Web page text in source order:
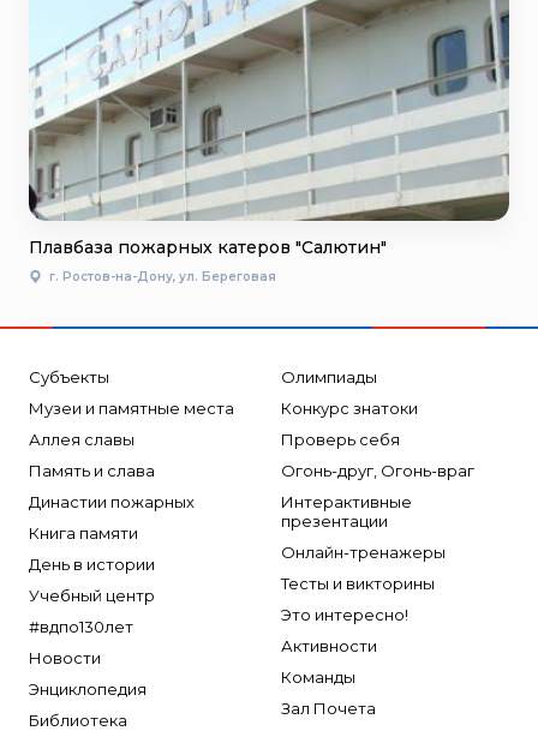
Плавбаза пожарных катеров "Салютин"
г. Ростов-на-Дону, ул. Береговая
Субъекты
Музеи и памятные места
Аллея славы
Память и слава
Династии пожарных
Книга памяти
День в истории
Учебный центр
#вдпо130лет
Новости
Энциклопедия
Библиотека
Олимпиады
Конкурс знатоки
Проверь себя
Огонь-друг, Огонь-враг
Интерактивные
презентации
Онлайн-тренажеры
Тесты и викторины
Это интересно!
Активности
Команды
Зал Почета